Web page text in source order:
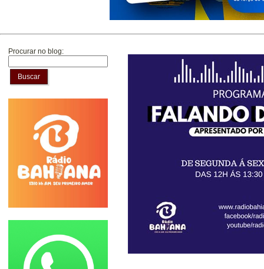
Procurar no blog:
Buscar